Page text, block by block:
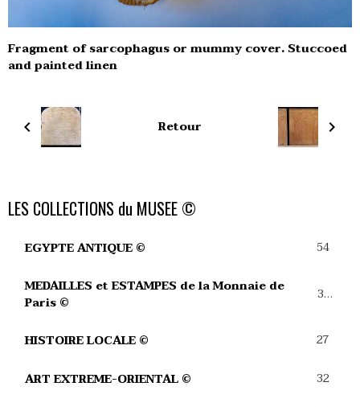
Fragment of sarcophagus or mummy cover. Stuccoed
and painted linen
Retour
LES COLLECTIONS du MUSEE ©
EGYPTE ANTIQUE © 54
MEDAILLES et ESTAMPES de la Monnaie de
Paris ©
39
HISTOIRE LOCALE © 27
ART EXTREME-ORIENTAL © 32